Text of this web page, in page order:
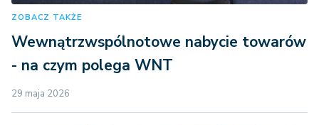
ZOBACZ TAKŻE
Wewnątrzwspólnotowe nabycie towarów
- na czym polega WNT
29 maja 2026